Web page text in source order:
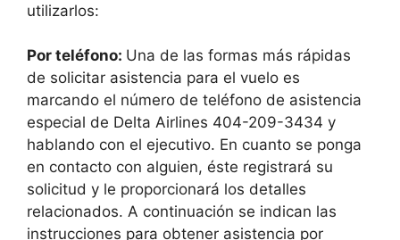
utilizarlos:
Por teléfono: Una de las formas más rápidas
de solicitar asistencia para el vuelo es
marcando el número de teléfono de asistencia
especial de Delta Airlines 404-209-3434 y
hablando con el ejecutivo. En cuanto se ponga
en contacto con alguien, éste registrará su
solicitud y le proporcionará los detalles
relacionados. A continuación se indican las
instrucciones para obtener asistencia por